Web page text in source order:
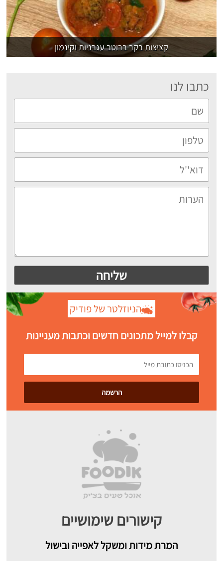
קציצות בקר ברוטב עגבניות וקינמון
כתבו לנו
הניוזלטר של פודיק
קבלו למייל מתכונים חדשים וכתבות מעניינות
קישורים שימושיים
המרת מידות ומשקל לאפייה ובישול